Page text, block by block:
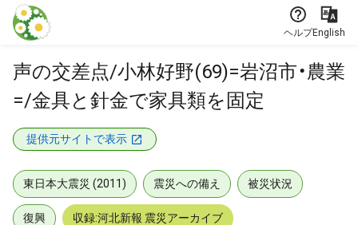
本文に飛ぶ
ヘルプEnglish
声の交差点/小林好野(69)=岩沼市・農業
=/金具と針金で家具類を固定
提供元サイトで表示
東日本大震災 (2011) 震災への備え 被災状況
復興 収録:河北新報 震災アーカイブ